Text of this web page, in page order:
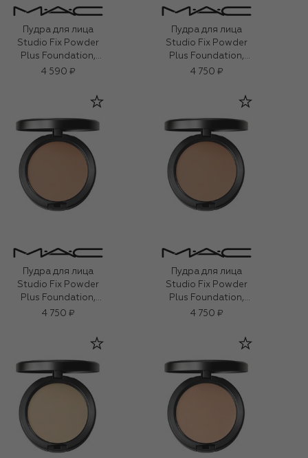
Пудра для лица
Studio Fix Powder
Plus Foundation,
оттенок NC25​ (12g)
4 590 ₽
Пудра для лица
Studio Fix Powder
Plus Foundation,
оттенок NC15​ (12g)
4 750 ₽
Пудра для лица
Studio Fix Powder
Plus Foundation,
оттенок NW18​ (12g)
4 750 ₽
Пудра для лица
Studio Fix Powder
Plus Foundation,
оттенок NW18​ (12g)
4 750 ₽